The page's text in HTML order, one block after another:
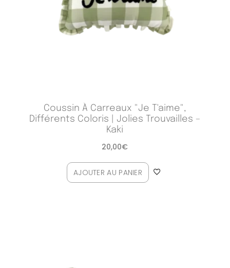
Coussin À Carreaux "Je T'aime",
Différents Coloris | Jolies Trouvailles –
Kaki
20,00€
AJOUTER AU PANIER
prix :
125,00€
à